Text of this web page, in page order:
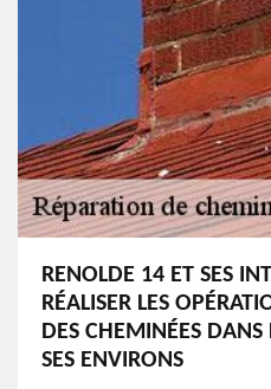
RENOLDE 14 ET SES
RÉALISER LES
DES CHEMINÉES
SES ENVIRONS